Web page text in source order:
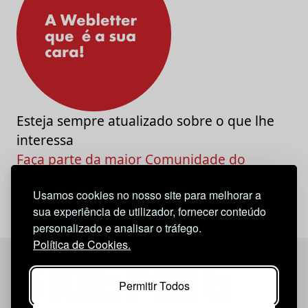
Usamos cookies no nosso site para melhorar a
sua experiência de utilizador, fornecer conteúdo
personalizado e analisar o tráfego.
Política de Cookies.
Permitir Todos
Esteja sempre atualizado sobre o que lhe
interessa
Faça parte da maior Comunidade do